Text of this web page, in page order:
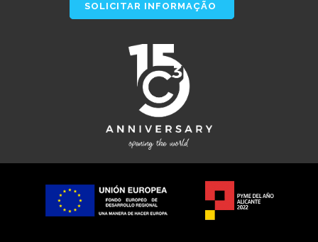
SOLICITAR INFORMAÇÃO